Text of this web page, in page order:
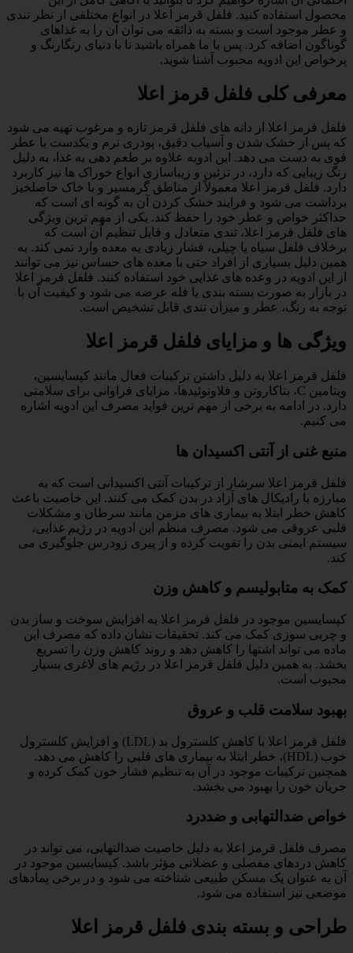
محصول استفاده کنید. فلفل قرمز اعلا در انواع مختلفی از نظر تندی
و عطر موجود است و بسته به ذائقه می توان آن را به غذاهای
گوناگون اضافه کرد. پس با ما همراه باشید تا با دنیای رنگارنگ و
پرخواص این ادویه محبوب آشنا شوید.
معرفی کلی فلفل قرمز اعلا
فلفل قرمز اعلا از دانه های فلفل قرمز تازه و مرغوب تهیه می شود
که پس از خشک شدن و آسیاب دقیق، پودری نرم و یکدست با عطر
قوی به دست می دهد. این ادویه علاوه بر طعم دهی به غذا، به دلیل
رنگ زیبایی که دارد، در تزئین و زیباسازی انواع خوراک ها نیز کاربرد
دارد. فلفل قرمز اعلا معمولاً از مناطق گرمسیر و با خاک حاصلخیز
برداشت می شود و فرایند خشک کردن آن به گونه ای است که
حداکثر خواص و عطر خود را حفظ کند. یکی از مهم ترین ویژگی
های فلفل قرمز اعلا، تندی متعادل و قابل تنظیم آن است که
برخلاف فلفل سیاه یا چیلی، فشار زیادی به معده وارد نمی کند. به
همین دلیل بسیاری از افراد حتی با معده های حساس نیز می توانند
از این ادویه در وعده های غذایی خود استفاده کنند. فلفل قرمز اعلا
در بازار به صورت بسته بندی یا فله عرضه می شود و کیفیت آن با
توجه به رنگ، عطر و میزان تندی قابل تشخیص است.
ویژگی ها و مزایای فلفل قرمز اعلا
فلفل قرمز اعلا به دلیل داشتن ترکیبات فعال مانند کپسایسین،
ویتامین C، بتاکاروتن و فلاونوئیدها، مزایای فراوانی برای سلامتی
دارد. در ادامه به برخی از مهم ترین فواید مصرف این ادویه اشاره
می کنیم.
منبع غنی از آنتی اکسیدان ها
فلفل قرمز اعلا سرشار از ترکیبات آنتی اکسیدانی است که به
مبارزه با رادیکال های آزاد در بدن کمک می کنند. این خاصیت باعث
کاهش خطر ابتلا به بیماری های مزمن مانند سرطان و مشکلات
قلبی عروقی می شود. مصرف منظم این ادویه در رژیم غذایی،
سیستم ایمنی بدن را تقویت کرده و از پیری زودرس جلوگیری می
کند.
کمک به متابولیسم و کاهش وزن
کپسایسین موجود در فلفل قرمز اعلا به افزایش سوخت و ساز بدن
و چربی سوزی کمک می کند. تحقیقات نشان داده که مصرف این
ماده می تواند اشتها را کاهش دهد و روند کاهش وزن را تسریع
بخشد. به همین دلیل فلفل قرمز اعلا در رژیم های لاغری بسیار
محبوب است.
بهبود سلامت قلب و عروق
فلفل قرمز اعلا با کاهش کلسترول بد (LDL) و افزایش کلسترول
خوب (HDL)، خطر ابتلا به بیماری های قلبی را کاهش می دهد.
همچنین ترکیبات موجود در آن به تنظیم فشار خون کمک کرده و
جریان خون را بهبود می بخشد.
خواص ضدالتهابی و ضددرد
مصرف فلفل قرمز اعلا به دلیل خاصیت ضدالتهابی، می تواند در
کاهش دردهای مفصلی و عضلانی مؤثر باشد. کپسایسین موجود در
آن به عنوان یک مسکن طبیعی شناخته می شود و در برخی پمادهای
موضعی نیز استفاده می شود.
طراحی و بسته بندی فلفل قرمز اعلا